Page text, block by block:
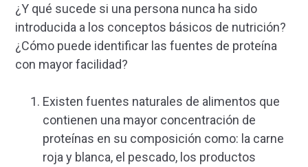
¿Y qué sucede si una persona nunca ha sido
introducida a los conceptos básicos de nutrición?
¿Cómo puede identificar las fuentes de proteína
con mayor facilidad?
Existen fuentes naturales de alimentos que
contienen una mayor concentración de
proteínas en su composición como: la carne
roja y blanca, el pescado, los productos